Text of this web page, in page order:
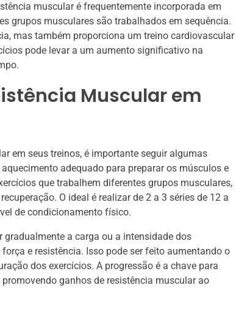
muscular é frequentemente incorporada em
grupos musculares são trabalhados em sequência.
mas também proporciona um treino cardiovascular
pode levar a um aumento significativo na
Muscular em
em seus treinos, é importante seguir algumas
adequado para preparar os músculos e
que trabalhem diferentes grupos musculares,
O ideal é realizar de 2 a 3 séries de 12 a
de condicionamento físico.
a carga ou a intensidade dos
e resistência. Isso pode ser feito aumentando o
dos exercícios. A progressão é a chave para
ganhos de resistência muscular ao